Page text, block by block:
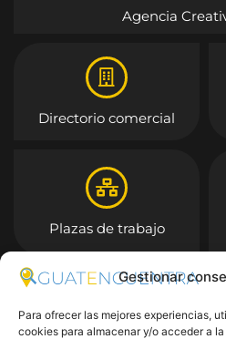
Gestionar
Para ofrecer las mejores experiencias,
cookies para almacenar y/o acceder a
Agencia
Directorio comercial
Plazas de trabajo